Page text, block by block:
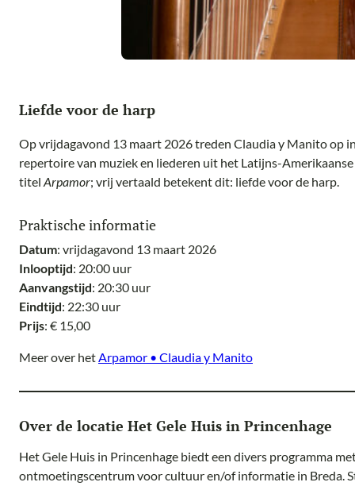
Liefde voor de harp
Op vrijdagavond 13 maart 2026 treden Claudia y Manito op
repertoire van muziek en liederen uit het Latijns-
titel Arpamor; vrij vertaald betekent dit: liefde voor de harp.
Praktische informatie
Datum: vrijdagavond 13 maart 2026
Inlooptijd: 20:00 uur
Aanvangstijd: 20:30 uur
Eindtijd: 22:30 uur
Prijs: € 15,00
Meer over het Arpamor • Claudia y Manito
Over de locatie Het Gele Huis in Princenhage
Het Gele Huis in Princenhage biedt een divers programma
ontmoetingscentrum voor cultuur en/of informatie in Breda.